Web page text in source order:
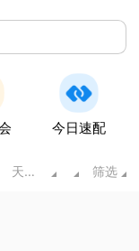
今日速配
天水甘肃 筛选